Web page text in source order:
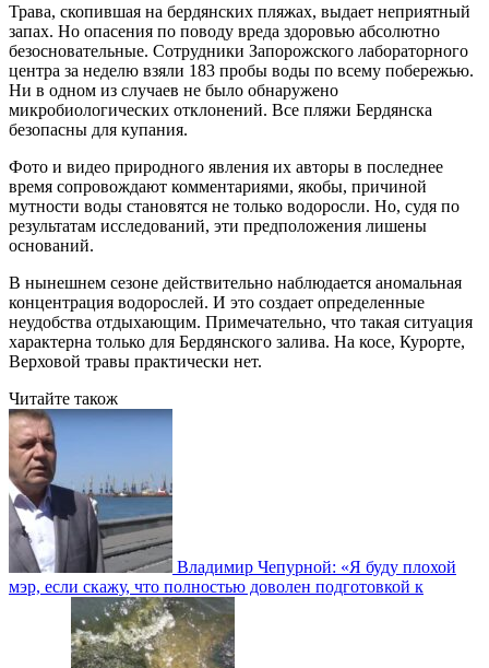
Трава, скопившая на бердянских пляжах, выдает неприятный
запах. Но опасения по поводу вреда здоровью абсолютно
безосновательные. Сотрудники Запорожского лабораторного
центра за неделю взяли 183 пробы воды по всему побережью.
Ни в одном из случаев не было обнаружено
микробиологических отклонений. Все пляжи Бердянска
безопасны для купания.
Фото и видео природного явления их авторы в последнее
время сопровождают комментариями, якобы, причиной
мутности воды становятся не только водоросли. Но, судя по
результатам исследований, эти предположения лишены
оснований.
В нынешнем сезоне действительно наблюдается аномальная
концентрация водорослей. И это создает определенные
неудобства отдыхающим. Примечательно, что такая ситуация
характерна только для Бердянского залива. На косе, Курорте,
Верховой травы практически нет.
Читайте також
Владимир Чепурной: «Я буду плохой
мэр, если скажу, что полностью доволен подготовкой к